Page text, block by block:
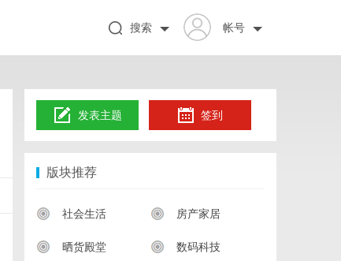
帐号
搜索
发表主题 签到
版块推荐
社会生活 房产家居
晒货殿堂 数码科技